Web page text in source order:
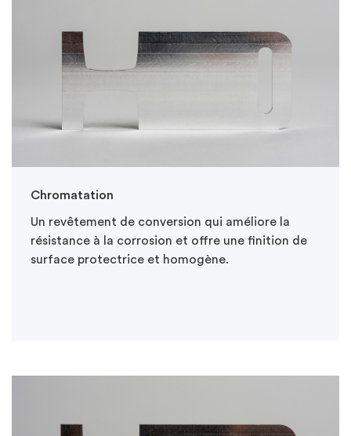
Chromatation
Un revêtement de conversion qui améliore la
résistance à la corrosion et offre une finition de
surface protectrice et homogène.